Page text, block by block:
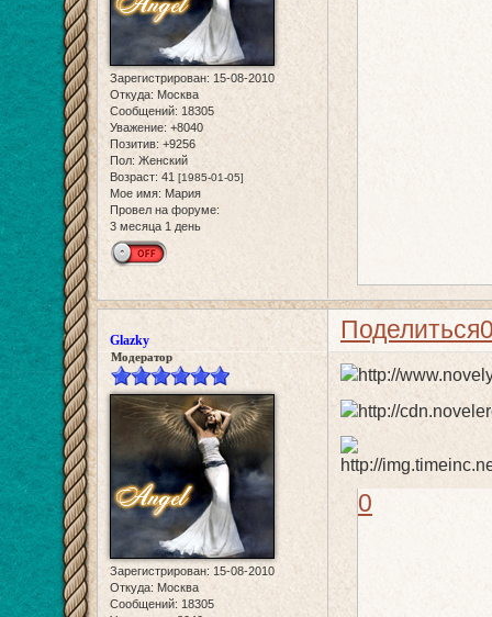
Зарегистрирован: 15-08-2010
Откуда: Москва
Сообщений: 18305
Уважение: +8040
Позитив: +9256
Пол: Женский
Возраст: 41 [1985-01-05]
Мое имя: Мария
Провел на форуме:
3 месяца 1 день
Поделиться
Glazky
Модератор
Зарегистрирован: 15-08-2010
Откуда: Москва
Сообщений: 18305
0